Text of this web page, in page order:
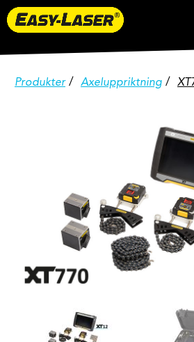
Produkter / Axeluppriktning /